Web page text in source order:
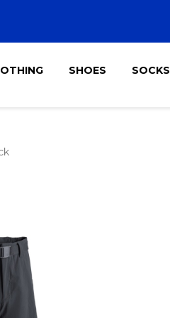
SHOES SOCKS